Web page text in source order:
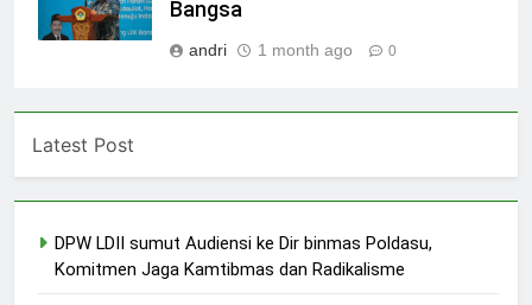
Bangsa
andri 1 month ago 0
Latest Post
DPW LDII sumut Audiensi ke Dir binmas Poldasu,
Komitmen Jaga Kamtibmas dan Radikalisme